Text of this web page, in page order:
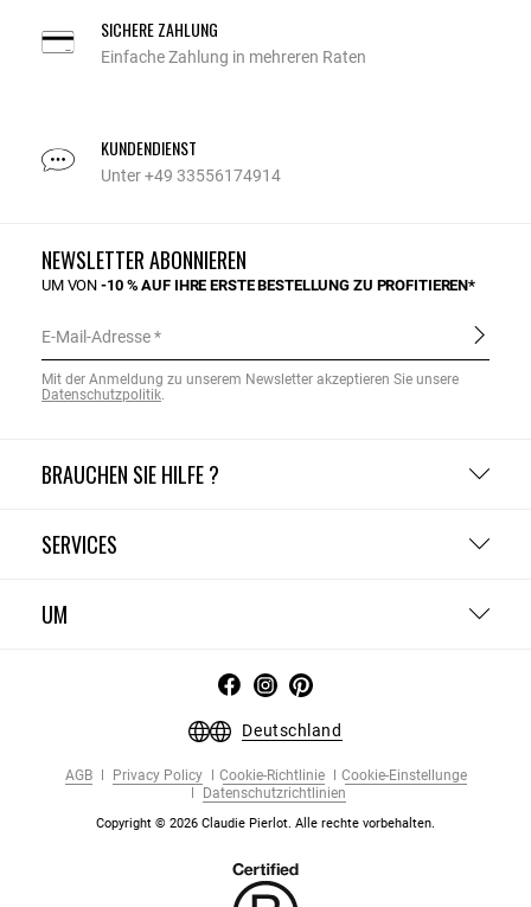
SICHERE ZAHLUNG
Einfache Zahlung in mehreren Raten
KUNDENDIENST
Unter +49 33556174914
BRAUCHEN SIE HILFE ?
SERVICES
UM
NEWSLETTER ABONNIEREN
UM VON-10 % AUF IHRE ERSTE BESTELLUNG ZU PROFITIEREN*
E-Mail-Adresse
Mit der Anmeldung zu unserem Newsletter akzeptieren Sie unsere
Datenschutzpolitik.
Deutschland
AGB Privacy Policy Cookie-Richtlinie
Cookie-Einstellunge
Datenschutzrichtlinien
Copyright © 2026 Claudie Pierlot. Alle rechte vorbehalten.